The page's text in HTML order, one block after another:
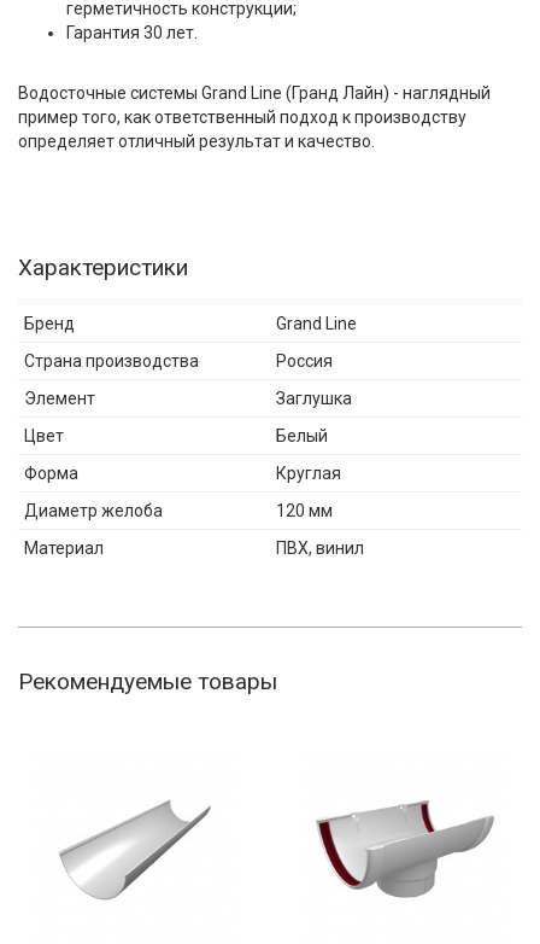
герметичность конструкции;
Гарантия 30 лет.
Водосточные системы Grand Line (Гранд Лайн) - наглядный
пример того, как ответственный подход к производству
определяет отличный результат и качество.
Характеристики
Бренд
Grand Line
Страна производства
Россия
Элемент
Заглушка
Цвет
Белый
Форма
Круглая
Диаметр желоба
120 мм
Материал
ПВХ, винил
Рекомендуемые товары